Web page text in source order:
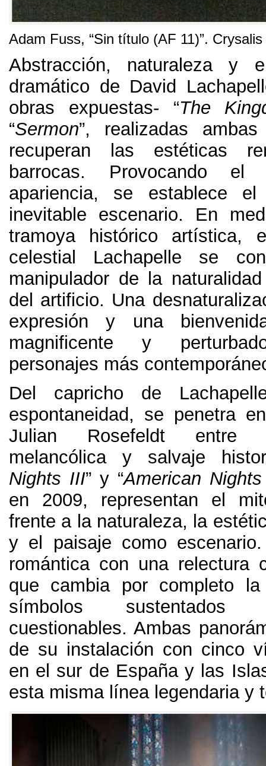
Adam Fuss, “Sin título (AF 11)”.
Abstracción, naturaleza y
dramático de David
obras expuestas- “The
“Sermon”, realizadas
recuperan las estéticas
barrocas. Provocando
apariencia, se establece el
inevitable escenario. En
tramoya histórico artística,
celestial Lachapelle se
manipulador de la
del artificio. Una
expresión y una
magnificente y
personajes más
Del capricho de
espontaneidad, se penetra
Julian Rosefeldt entre
melancólica y salvaje
Nights III” y “American
en 2009, representan el
frente a la naturaleza, la
y el paisaje como escenario
romántica con una relectura
que cambia por completo
símbolos
cuestionables. Ambas
de su instalación con cinco
en el sur de España y las
esta misma línea legendaria y